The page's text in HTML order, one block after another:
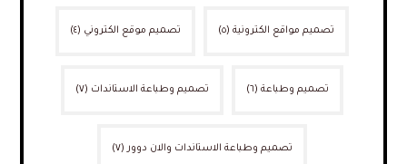
تصميم مواقع الكترونية (٥) تصميم موقع الكتروني (٤)
تصميم وطباعة (٦) تصميم وطباعة الاستاندات (٧)
تصميم وطباعة الاستاندات والان دوور (٧)